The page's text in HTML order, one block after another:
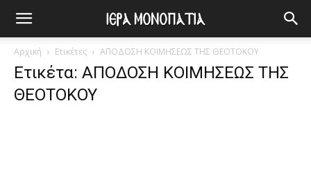
Αρχική Ετικέτες ΑΠΟΔΟΣΗ ΚΟΙΜΗΣΕΩΣ ΤΗΣ ΘΕΟΤΟΚΟΥ
Ετικέτα: ΑΠΟΔΟΣΗ ΚΟΙΜΗΣΕΩΣ ΤΗΣ
ΘΕΟΤΟΚΟΥ